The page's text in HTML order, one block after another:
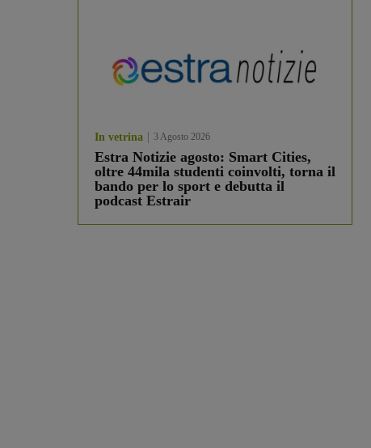
In vetrina 3 Agosto 2026
Estra Notizie agosto: Smart Cities,
oltre 44mila studenti coinvolti, torna il
bando per lo sport e debutta il
podcast Estrair